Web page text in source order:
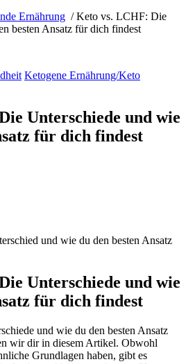
Ernährung /Keto vs. LCHF: Die
besten Ansatz für dich findest
Ketogene Ernährung/Keto
Unterschiede und wie
für dich findest
Unterschiede und wie
für dich findest
und wie du den besten Ansatz
wir dir in diesem Artikel. Obwohl
Grundlagen haben, gibt es